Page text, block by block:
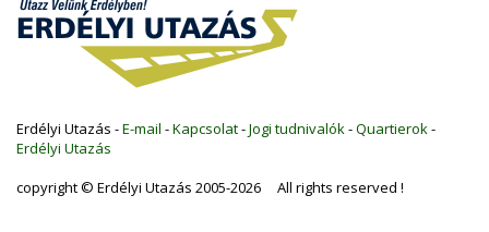
Erdélyi Utazás -E-mail -Kapcsolat-Jogi tudnivalók -Quartierok -
Erdélyi Utazás
copyright © Erdélyi Utazás 2005-2026 All rights reserved !